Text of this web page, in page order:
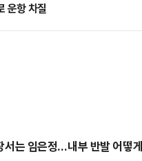
운항 차질
서는 임은정…내부 반발 어떻